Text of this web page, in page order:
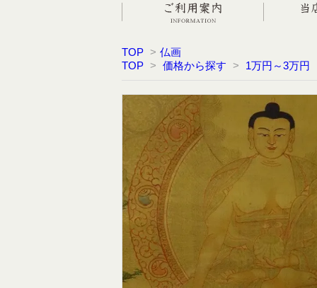
TOP > 仏画
TOP > 価格から探す > 1万円～3万円